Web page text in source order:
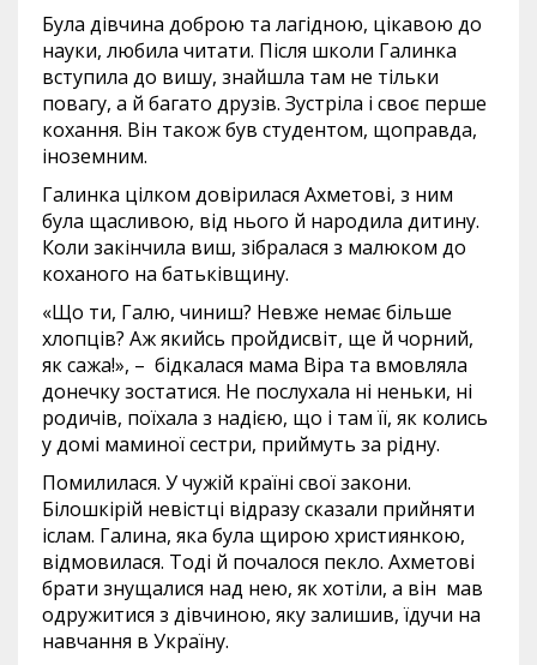
Була дівчина доброю та лагідною, цікавою до
науки, любила читати. Після школи Галинка
вступила до вишу, знайшла там не тільки
повагу, а й багато друзів. Зустріла і своє перше
кохання. Він також був студентом, щоправда,
іноземним.
Галинка цілком довірилася Ахметові, з ним
була щасливою, від нього й народила дитину.
Коли закінчила виш, зібралася з малюком до
коханого на батьківщину.
«Що ти, Галю, чиниш? Невже немає більше
хлопців? Аж якийсь пройдисвіт, ще й чорний,
як сажа!», – бідкалася мама Віра та вмовляла
донечку зостатися. Не послухала ні неньки, ні
родичів, поїхала з надією, що і там її, як колись
у домі маминої сестри, приймуть за рідну.
Помилилася. У чужій країні свої закони.
Білошкірій невістці відразу сказали прийняти
іслам. Галина, яка була щирою християнкою,
відмовилася. Тоді й почалося пекло. Ахметові
брати знущалися над нею, як хотіли, а він мав
одружитися з дівчиною, яку залишив, їдучи на
навчання в Україну.